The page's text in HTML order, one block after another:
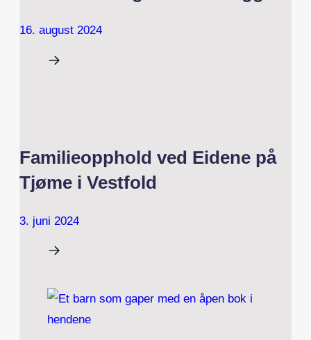
16. august 2024
Familieopphold ved Eidene på
Tjøme i Vestfold
3. juni 2024